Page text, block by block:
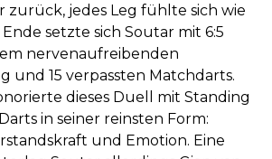
zurück, jedes Leg fühlte sich wie
setzte sich Soutar mit 6:5
nervenaufreibenden
und 15 verpassten Matchdarts.
dieses Duell mit Standing
in seiner reinsten Form:
und Emotion. Eine